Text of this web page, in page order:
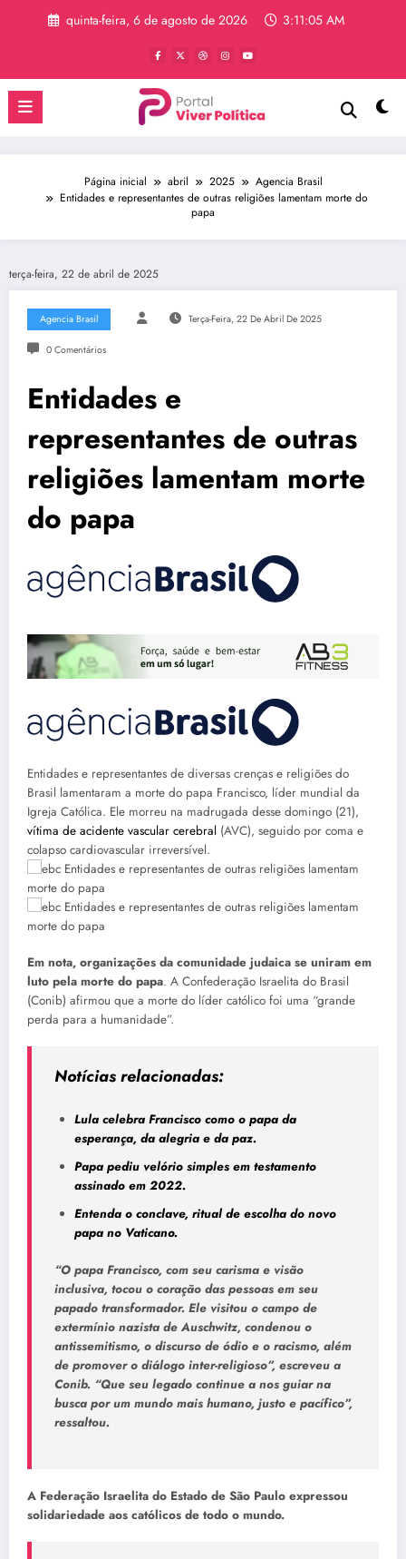
quinta-feira, 6 de agosto de 2026 3:11:06 AM
Página inicial abril 2025
Agencia Brasil
Entidades e representantes de outras religiões lamentam morte do
papa
terça-feira, 22 de abril de 2025
Agencia Brasil Terça-Feira, 22 De Abril De 2025
0 Comentários
Entidades e
representantes de outras
religiões lamentam morte
do papa
Entidades e representantes de diversas crenças e religiões do
Brasil lamentaram a morte do papa Francisco, líder mundial da
Igreja Católica. Ele morreu na madrugada desse domingo (21),
vítima de acidente vascular cerebral (AVC), seguido por coma e
colapso cardiovascular irreversível.
Em nota, organizações da comunidade judaica se uniram em
luto pela morte do papa. A Confederação Israelita do Brasil
(Conib) afirmou que a morte do líder católico foi uma “grande
perda para a humanidade”.
Notícias relacionadas:
Lula celebra Francisco como o papa da
esperança, da alegria e da paz.
Papa pediu velório simples em testamento
assinado em 2022.
Entenda o conclave, ritual de escolha do novo
papa no Vaticano.
“O papa Francisco, com seu carisma e visão
inclusiva, tocou o coração das pessoas em seu
papado transformador. Ele visitou o campo de
extermínio nazista de Auschwitz, condenou o
antissemitismo, o discurso de ódio e o racismo, além
de promover o diálogo inter-religioso”, escreveu a
Conib. “Que seu legado continue a nos guiar na
busca por um mundo mais humano, justo e pacífico”,
ressaltou.
A Federação Israelita do Estado de São Paulo expressou
solidariedade aos católicos de todo o mundo.